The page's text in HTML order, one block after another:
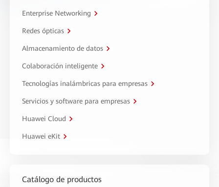
Enterprise Networking
Redes ópticas
Almacenamiento de datos
Colaboración inteligente
Tecnologías inalámbricas para empresas
Servicios y software para empresas
Huawei Cloud
Huawei eKit
Catálogo de productos